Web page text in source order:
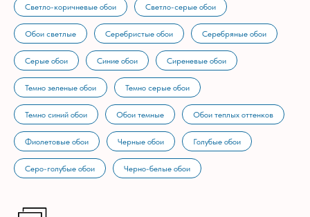
Светло-коричневые обои Светло-серые обои
Обои светлые Серебристые обои Серебряные обои
Серые обои Синие обои Сиреневые обои
Темно зеленые обои Темно серые обои
Темно синий обои Обои темные Обои теплых оттенков
Фиолетовые обои Черные обои Голубые обои
Серо-голубые обои Черно-белые обои